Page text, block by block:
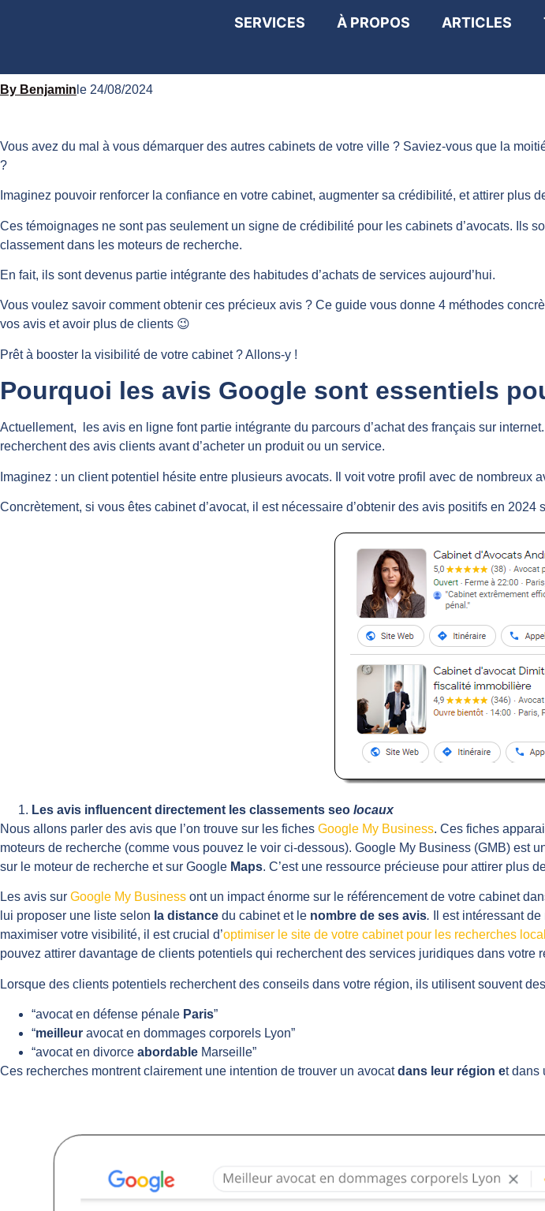
SERVICES À PROPOS ARTICLES
4 façons d’obtenir plus d’avis pour
Benjamin le 24/08/2024
Vous avez du mal à vous démarquer des autres cabinets de votre ville ? Saviez-vous que la
?
Imaginez pouvoir renforcer la confiance en votre cabinet, augmenter sa crédibilité, et attirer plus
Ces témoignages ne sont pas seulement un signe de crédibilité pour les cabinets d’avocats. Ils
classement dans les moteurs de recherche.
En fait, ils sont devenus partie intégrante des habitudes d’achats de services aujourd’hui.
Vous voulez savoir comment obtenir ces précieux avis ? Ce guide vous donne 4 méthodes
vos avis et avoir plus de clients 😉
Prêt à booster la visibilité de votre cabinet ? Allons-y !
Pourquoi les avis Google sont essentiels
Actuellement, les avis en ligne font partie intégrante du parcours d’achat des français sur
recherchent des avis clients avant d’acheter un produit ou un service.
Imaginez : un client potentiel hésite entre plusieurs avocats. Il voit votre profil avec de nombreux
Concrètement, si vous êtes cabinet d’avocat, il est nécessaire d’obtenir des avis positifs en 2024
Les avis influencent directement les classements seo locaux
Nous allons parler des avis que l’on trouve sur les fiches Google My Business. Ces fiches
moteurs de recherche (comme vous pouvez le voir ci-dessous). Google My Business (GMB) est
sur le moteur de recherche et sur Google Maps. C’est une ressource précieuse pour attirer plus
Les avis sur Google My Business ont un impact énorme sur le référencement de votre cabinet
lui proposer une liste selon la distance du cabinet et le nombre de ses avis. Il est intéressant
maximiser votre visibilité, il est crucial d’optimiser le site de votre cabinet pour les recherches
pouvez attirer davantage de clients potentiels qui recherchent des services juridiques dans votre
Lorsque des clients potentiels recherchent des conseils dans votre région, ils utilisent souvent
“avocat en défense pénale Paris”
“meilleur avocat en dommages corporels Lyon”
“avocat en divorce abordable Marseille”
Ces recherches montrent clairement une intention de trouver un avocatdans leur région et dans